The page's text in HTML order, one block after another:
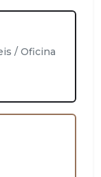
/ Oficina